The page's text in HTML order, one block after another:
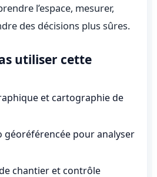
l’espace, mesurer,
des décisions plus sûres.
utiliser cette
et cartographie de
pour analyser
chantier et contrôle